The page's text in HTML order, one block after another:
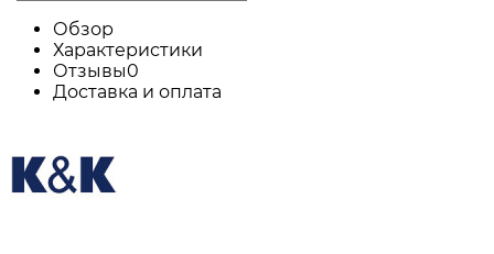
Обзор
Характеристики
Отзывы0
Доставка и оплата